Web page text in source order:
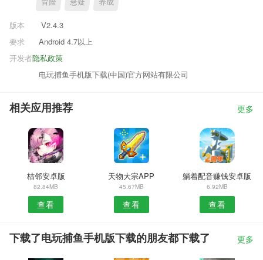
版本
V2.4.3
要求
Android 4.7以上
隐私政策
开发者
电玩捕鱼手机版下载(中国)官方网站有限公司
相关应用推荐 更多
桔邻安卓版
82.84MB
查看
天物大宗APP
45.67MB
查看
躺着配音赚钱安卓版
6.92MB
查看
下载了电玩捕鱼手机版下载的朋友都下载了 更多